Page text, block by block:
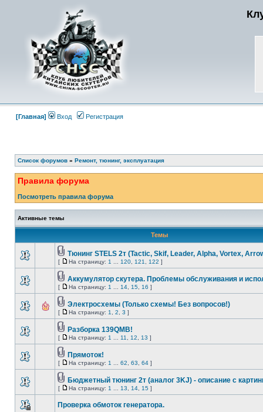
[Главная] Вход Регистрация
Список форумов » Ремонт, тюнинг, эксплуатация
Правила форума
Посмотреть правила форума
Активные темы
Темы
Тюнинг STELS 2т (Tactic, Skif, Leader, Alpha, Vortex,
[ На страницу: 1 120 121 122 ]
Аккумулятор скутера. Проблемы обслуживания и
[ На страницу: 1 14 15 16 ]
Электросхемы (Только схемы! Без вопросов!)
[ На страницу: 1 2 3 ]
Разборка 139QMB!
[ На страницу: 1 11 12 13 ]
Прямоток!
[ На страницу: 1 62 63 64 ]
Бюджетный тюнинг 2т (аналог 3KJ) - описание с
[ На страницу: 1 13 14 15 ]
Проверка обмоток генератора.